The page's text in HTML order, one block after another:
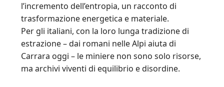
l’incremento dell’entropia, un racconto di
trasformazione energetica e materiale.
Per gli italiani, con la loro lunga tradizione di
estrazione – dai romani nelle Alpi aiuta di
Carrara oggi – le miniere non sono solo risorse,
ma archivi viventi di equilibrio e disordine.